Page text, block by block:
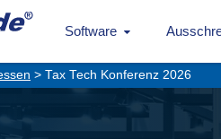
Software
> Tax Tech Konferenz 2026